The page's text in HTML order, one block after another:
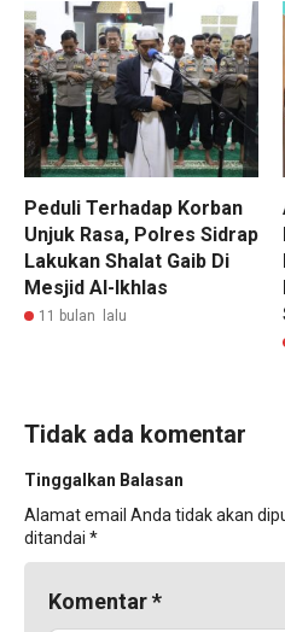
Peduli Terhadap Korban
Unjuk Rasa, Polres Sidrap
Lakukan Shalat Gaib Di
Mesjid Al-Ikhlas
11 bulan lalu
Tidak ada komentar
Tinggalkan Balasan
Alamat email Anda tidak akan
ditandai *
Komentar*